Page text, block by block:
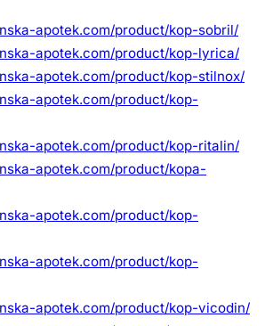
apotek.com/product/kop-sobril/
apotek.com/product/kop-lyrica/
apotek.com/product/kop-stilnox/
apotek.com/product/kop-
apotek.com/product/kop-ritalin/
apotek.com/product/kopa-
apotek.com/product/kop-
apotek.com/product/kop-
apotek.com/product/kop-vicodin/